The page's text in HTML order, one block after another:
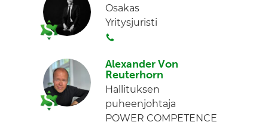
t
a
k
e
n
Osakas
Yritysjuristi
i
t
a
Alexander Von
Reuterhorn
Hallituksen
puheenjohtaja
POWER COMPETENCE